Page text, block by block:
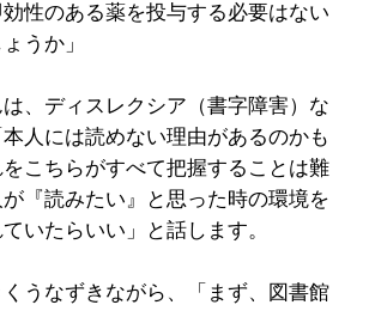
性のある薬を投与する必要はない
うか」
、ディスレクシア（書字障害）な
人には読めない理由があるのかも
こちらがすべて把握することは難
『読みたい』と思った時の環境を
いたらいい」と話します。
うなずきながら、「まず、図書館